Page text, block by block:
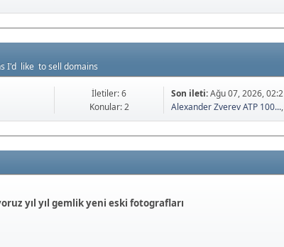
I'd like to sell domains
İletiler: 6
Konular: 2
Son ileti:Ağu 07, 2026,
Alexander Zverev ATP 100...,
yıl yıl gemlik yeni eski fotografları